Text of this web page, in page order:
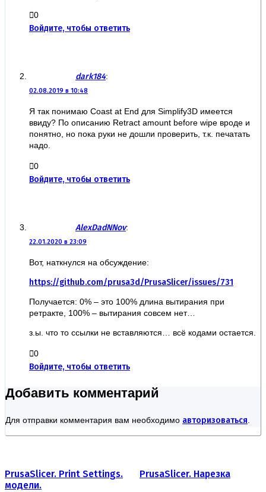
0
Войдите, чтобы ответить
dark184:
02.08.2019 в 10:48
Я так понимаю Сoast at End для Simplify3D имеется
ввиду? По описанию Retract amount before wipe вроде и
понятно, но пока руки не дошли проверить, т.к. печатать
надо.
0
Войдите, чтобы ответить
AlexDadNNov:
22.01.2020 в 23:09
Вот, наткнулся на обсуждение:
https://github.com/prusa3d/PrusaSlicer/issues/731
Получается: 0% – это 100% длина вытирания при
ретракте, 100% – вытирания совсем нет…
з.ы. что то ссылки не вставляются… всё кодами остается.
0
Войдите, чтобы ответить
Добавить комментарий
Для отправки комментария вам необходимо авторизоваться
PrusaSlicer. Print Settings.
PrusaSlicer. Нарезка
модели.